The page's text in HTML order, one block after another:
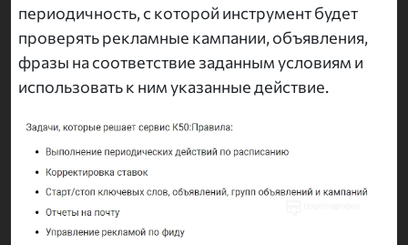
периодичность, с которой инструмент будет
проверять рекламные кампании, объявления,
фразы на соответствие заданным условиям и
использовать к ним указанные действие.